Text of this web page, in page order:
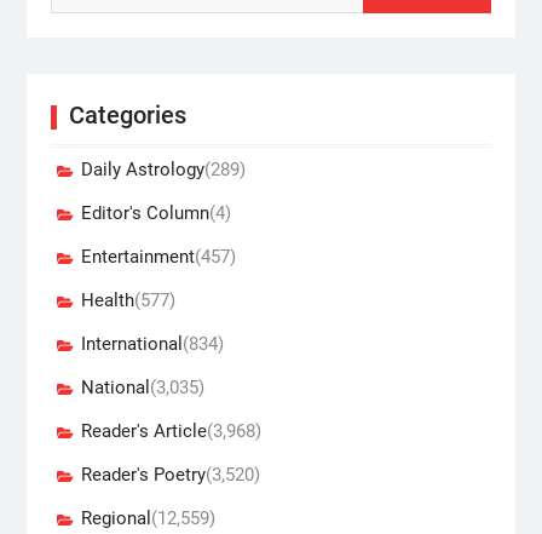
Categories
Daily Astrology(289)
Editor's Column(4)
Entertainment(457)
Health(577)
International (834)
National (3,035)
Reader's Article(3,968)
Reader's Poetry(3,520)
Regional (12,559)